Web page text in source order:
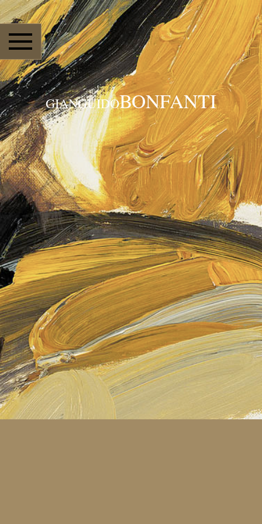
GIANGUIDOBONFANTI